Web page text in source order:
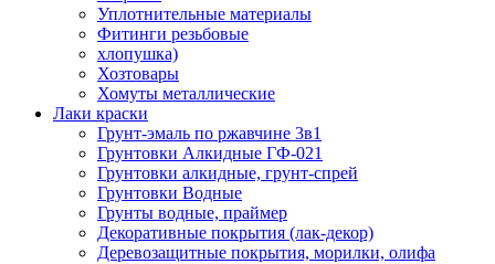
Уплотнительные материалы
Фитинги резьбовые
хлопушка)
Хозтовары
Хомуты металлические
Лаки краски
Грунт-эмаль по ржавчине 3в1
Грунтовки Алкидные ГФ-021
Грунтовки алкидные, грунт-спрей
Грунтовки Водные
Грунты водные, праймер
Декоративные покрытия (лак-декор)
Деревозащитные покрытия, морилки, олифа